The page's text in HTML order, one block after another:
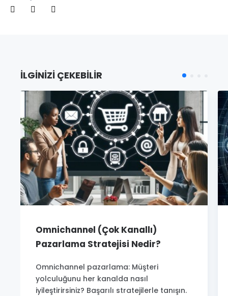
İLGINIZI ÇEKEBILIR
Omnichannel (Çok Kanallı)
Pazarlama Stratejisi Nedir?
Omnichannel pazarlama: Müşteri
yolculuğunu her kanalda nasıl
iyileştirirsiniz? Başarılı stratejilerle tanışın.